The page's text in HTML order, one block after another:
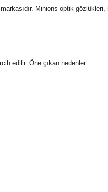
Minions optik gözlükleri,
edilir. Öne çıkan nedenler: